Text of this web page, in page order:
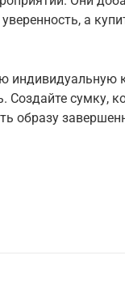
а
индивидуальную
Создайте сумку,
образу